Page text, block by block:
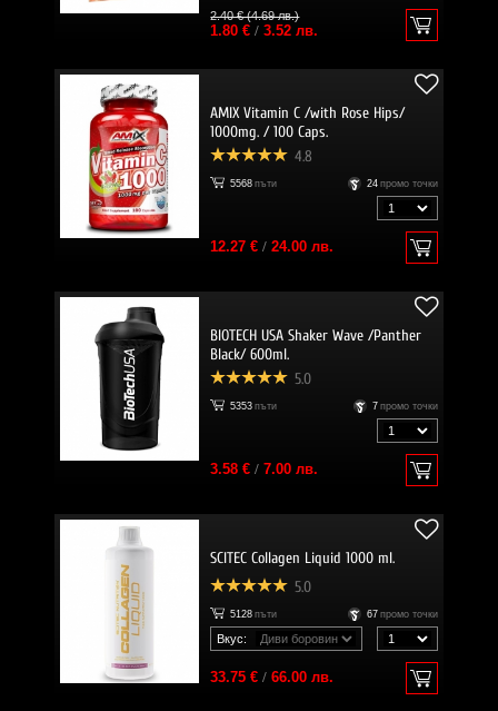
2.40 € (4.69 лв.)
1.80 €/ 3.52 лв.
AMIX Vitamin C /with Rose Hips/
1000mg. / 100 Caps.
4.8
5568 пъти 24 промо точки
12.27 €/ 24.00 лв.
BIOTECH USA Shaker Wave /Panther
Black/ 600ml.
5.0
5353 пъти 7 промо точки
3.58 €/ 7.00 лв.
SCITEC Collagen Liquid 1000 ml.
5.0
5128 пъти 67 промо точки
Вкус:
33.75 €/ 66.00 лв.